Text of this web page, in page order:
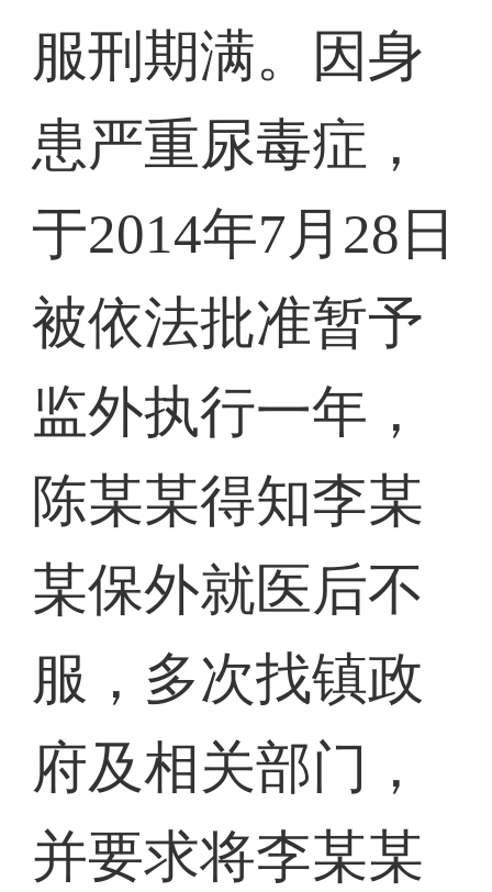
服刑期满。因身
患严重尿毒症，
于2014年7月28日
被依法批准暂予
监外执行一年，
陈某某得知李某
某保外就医后不
服，多次找镇政
府及相关部门，
并要求将李某某